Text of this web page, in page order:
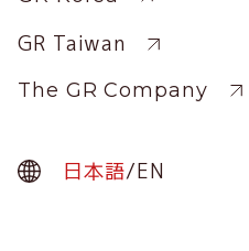
GR Taiwan
The GR Company
日本語/EN